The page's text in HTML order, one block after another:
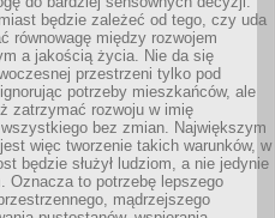
będzie zależeć od tego, czy uda
równowagę między rozwojem
a jakością życia. Nie da się
przestrzeni tylko pod
potrzeby mieszkańców, ale
zatrzymać rozwoju w imię
bez zmian. Największym
więc tworzenie takich warunków, w
będzie służył ludziom, a nie jedynie
Oznacza to potrzebę lepszego
mądrzejszego